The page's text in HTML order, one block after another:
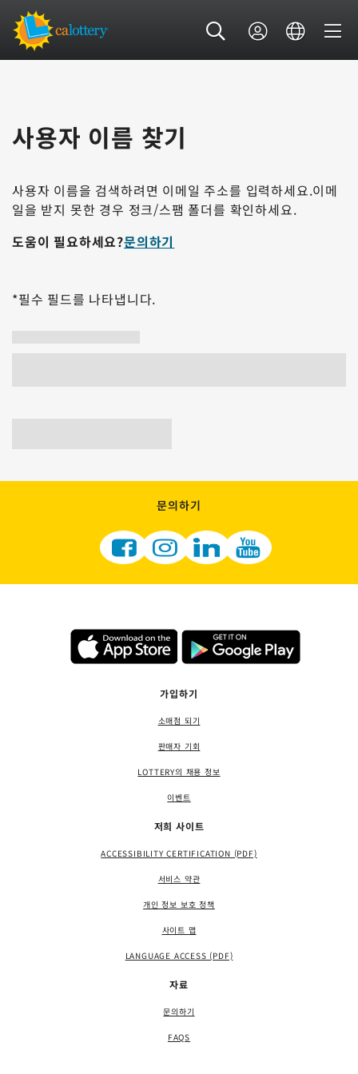
사용자 이름 찾기
사용자 이름을 검색하려면 이메일 주소를 입력하세요.이메
일을 받지 못한 경우 정크/스팸 폴더를 확인하세요.
도움이 필요하세요?문의하기
*필수 필드를 나타냅니다.
문의하기
가입하기
소매점 되기
판매자 기회
LOTTERY의 채용 정보
이벤트
저희 사이트
ACCESSIBILITY CERTIFICATION (PDF)
서비스 약관
개인 정보 보호 정책
사이트 맵
LANGUAGE ACCESS (PDF)
자료
문의하기
FAQS